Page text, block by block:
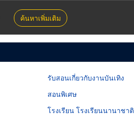
ค้นหาเพิ่มเติม
รับสอนเกี่ยวกับงานบันเทิง
สอนพิเศษ
โรงเรียน โรงเรียนนานาชาติ